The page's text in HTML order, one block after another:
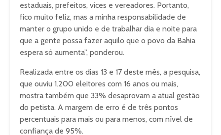
estaduais, prefeitos, vices e vereadores. Portanto,
fico muito feliz, mas a minha responsabilidade de
manter o grupo unido e de trabalhar dia e noite para
que a gente possa fazer aquilo que o povo da Bahia
espera só aumenta”, ponderou.
Realizada entre os dias 13 e 17 deste mês, a pesquisa,
que ouviu 1.200 eleitores com 16 anos ou mais,
mostra também que 33% desaprovam a atual gestão
do petista. A margem de erro é de três pontos
percentuais para mais ou para menos, com nível de
confiança de 95%.